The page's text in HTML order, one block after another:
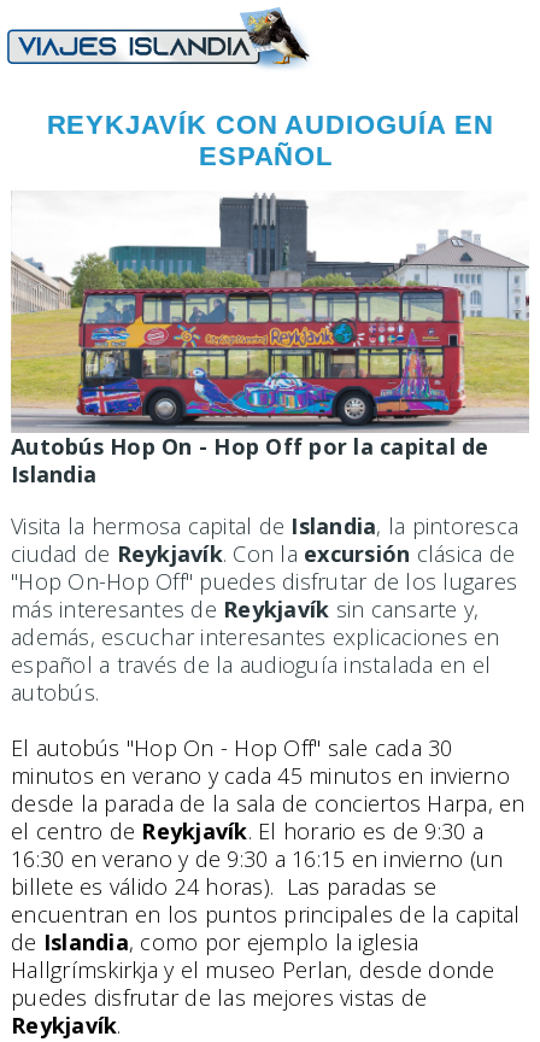
REYKJAVÍK CON AUDIOGUÍA EN
ESPAÑOL
Autobús Hop On - Hop Off por la capital de
Islandia
Visita la hermosa capital de Islandia, la pintoresca
ciudad de Reykjavík. Con la excursión clásica de
"Hop On-Hop Off" puedes disfrutar de los lugares
más interesantes de Reykjavík sin cansarte y,
además, escuchar interesantes explicaciones en
español a través de la audioguía instalada en el
autobús.
El autobús "Hop On - Hop Off" sale cada 30
minutos en verano y cada 45 minutos en invierno
desde la parada de la sala de conciertos Harpa, en
el centro de Reykjavík. El horario es de 9:30 a
16:30 en verano y de 9:30 a 16:15 en invierno (un
billete es válido 24 horas). Las paradas se
encuentran en los puntos principales de la capital
de Islandia, como por ejemplo la iglesia
Hallgrímskirkja y el museo Perlan, desde donde
puedes disfrutar de las mejores vistas de
Reykjavík.